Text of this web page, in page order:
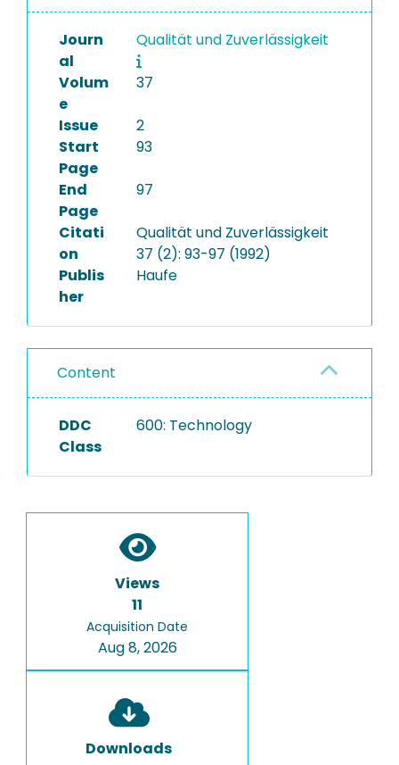
Journ
al
Qualität und Zuverlässigkeit
Volum
e
37
Issue
2
Start
Page
93
End
Page
97
Citati
on
Qualität und Zuverlässigkeit
37 (2): 93-97 (1992)
Publis
her
Haufe
Content
DDC
Class
600: Technology
Views
11
Acquisition Date
Aug 8, 2026
Downloads